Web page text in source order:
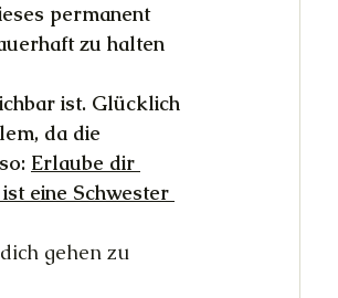
permanent
zu halten
ist. Glücklich
da die
Erlaube dir
eine Schwester
gehen zu